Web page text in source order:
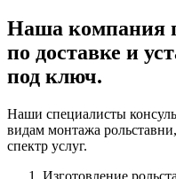
Наша компания
по доставке и
под ключ.
Наши специалисты
видам монтажа
спектр услуг.
Изготовление